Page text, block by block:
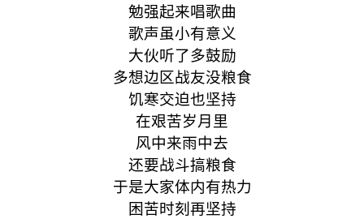
勉强起来唱歌曲
歌声虽小有意义
大伙听了多鼓励
多想边区战友没粮食
饥寒交迫也坚持
在艰苦岁月里
风中来雨中去
还要战斗搞粮食
于是大家体内有热力
困苦时刻再坚持